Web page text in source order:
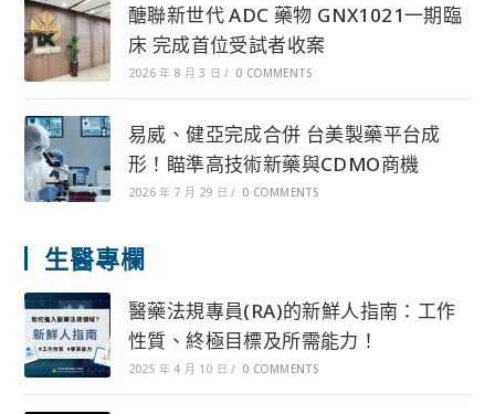
醣聯新世代 ADC 藥物 GNX1021一期臨
床 完成首位受試者收案
2026 年 8 月 3 日 / 0 COMMENTS
易威、健亞完成合併 台美製藥平台成
形！瞄準高技術新藥與CDMO商機
2026 年 7 月 29 日 / 0 COMMENTS
生醫專欄
醫藥法規專員(RA)的新鮮人指南：工作
性質、終極目標及所需能力！
2025 年 4 月 10 日 / 0 COMMENTS